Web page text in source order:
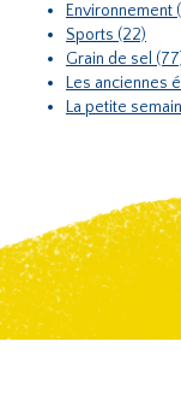
Environnement
Sports (22)
Grain de sel
Les anciennes
La petite